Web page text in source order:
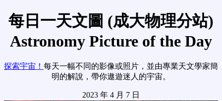
每日一天文圖 (成大物理分站)
Astronomy Picture of the Day
探索宇宙！ 每天一幅不同的影像或照片，並由專業天文學家簡
明的解說，帶你遨遊迷人的宇宙。
2023 年 4 月 7 日